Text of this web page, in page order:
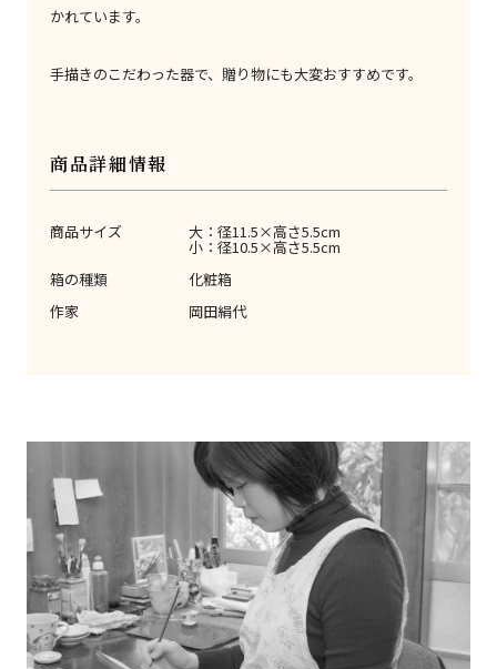
かれています。
手描きのこだわった器で、贈り物にも大変おすすめです。
商品詳細情報
商品サイズ 大：径11.5×高さ5.5cm
小：径10.5×高さ5.5cm
箱の種類
化粧箱
作家
岡田絹代